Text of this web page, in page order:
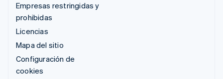
Empresas restringidas y
prohibidas
Licencias
Mapa del sitio
Configuración de
cookies